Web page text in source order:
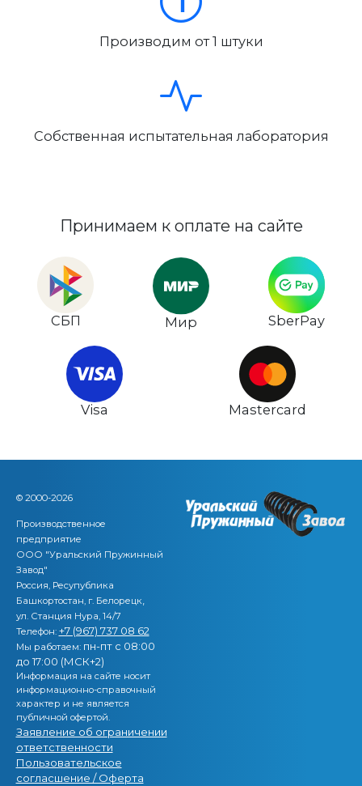
Производим от 1 штуки
Собственная испытательная лаборатория
Принимаем к оплате на сайте
СБП Мир SberPay
Visa Mastercard
© 2000-2026
Производственное
предприятие
ООО "Уральский Пружинный
Завод"
Россия, Ресупублика
Башкортостан, г. Белорецк,
ул. Станция Нура, 14/7
Телефон: +7 (967) 737 08 62
Мы работаем: пн-пт с 08:00
до 17:00 (МСК+2)
Информация на сайте носит
информационно-справочный
характер и не является
публичной офертой.
Заявление об ограничении
ответственности
Пользовательское
согласшение / Оферта